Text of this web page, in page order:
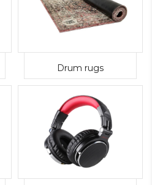
Drum rugs